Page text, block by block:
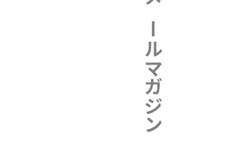
メールマガジン